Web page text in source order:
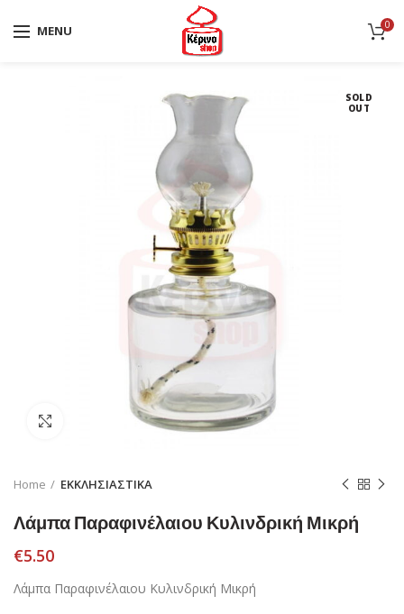
MENU 0
SOLD
OUT
Click to enlarge
Home ΕΚΚΛΗΣΙΑΣΤΙΚΑ
Λάμπα Παραφινέλαιου Κυλινδρική Μικρή
€5.50
Λάμπα Παραφινέλαιου Κυλινδρική Μικρή